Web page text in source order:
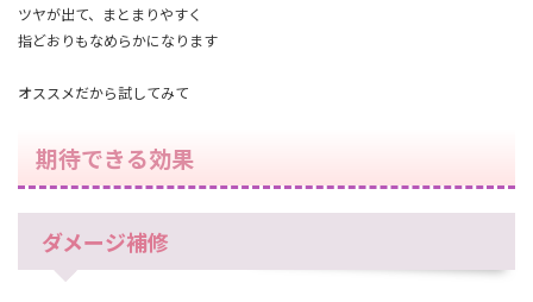
ツヤが出て、まとまりやすく
指どおりもなめらかになります
オススメだから試してみて
期待できる効果
ダメージ補修